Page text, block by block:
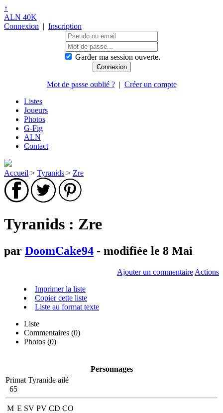
↑
ALN 40K
Connexion | Inscription
Garder ma session ouverte.
Mot de passe oublié ?| Créer un compte
Listes
Joueurs
Photos
G-Fig
ALN
Contact
Accueil > Tyranids > Zre
Tyranids : Zre
par DoomCake94 - modifiée le 8 Mai
Ajouter un commentaire Actions
Imprimer la liste
Copier cette liste
Liste au format texte
Liste
Commentaires (0)
Photos (0)
Personnages
Primat Tyranide ailé
65
M E SV PV CD CO